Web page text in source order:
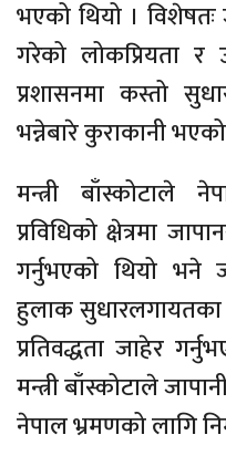
भएको थियो ।
गरेको लोकप्रियता
प्रशासनमा कस्तो
भन्नेबारे कुराकानी
मन्त्री बाँस्कोटाले
प्रविधिको क्षेत्रमा
गर्नुभएको थियो भने
हुलाक
प्रतिवद्धता जाहेर
मन्त्री बाँस्कोटाले
नेपाल भ्रमणको लागि